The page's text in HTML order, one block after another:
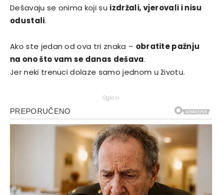
Dešavaju se onima koji su izdržali, vjerovali i nisu
odustali.
Ako ste jedan od ova tri znaka – obratite pažnju
na ono što vam se danas dešava.
Jer neki trenuci dolaze samo jednom u životu.
Oglasi